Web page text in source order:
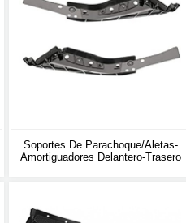
Soportes De Parachoque/aletas-
Amortiguadores Delantero-Trasero